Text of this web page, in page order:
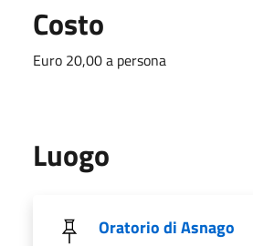
Costo
Euro 20,00 a persona
Luogo
Oratorio di Asnago